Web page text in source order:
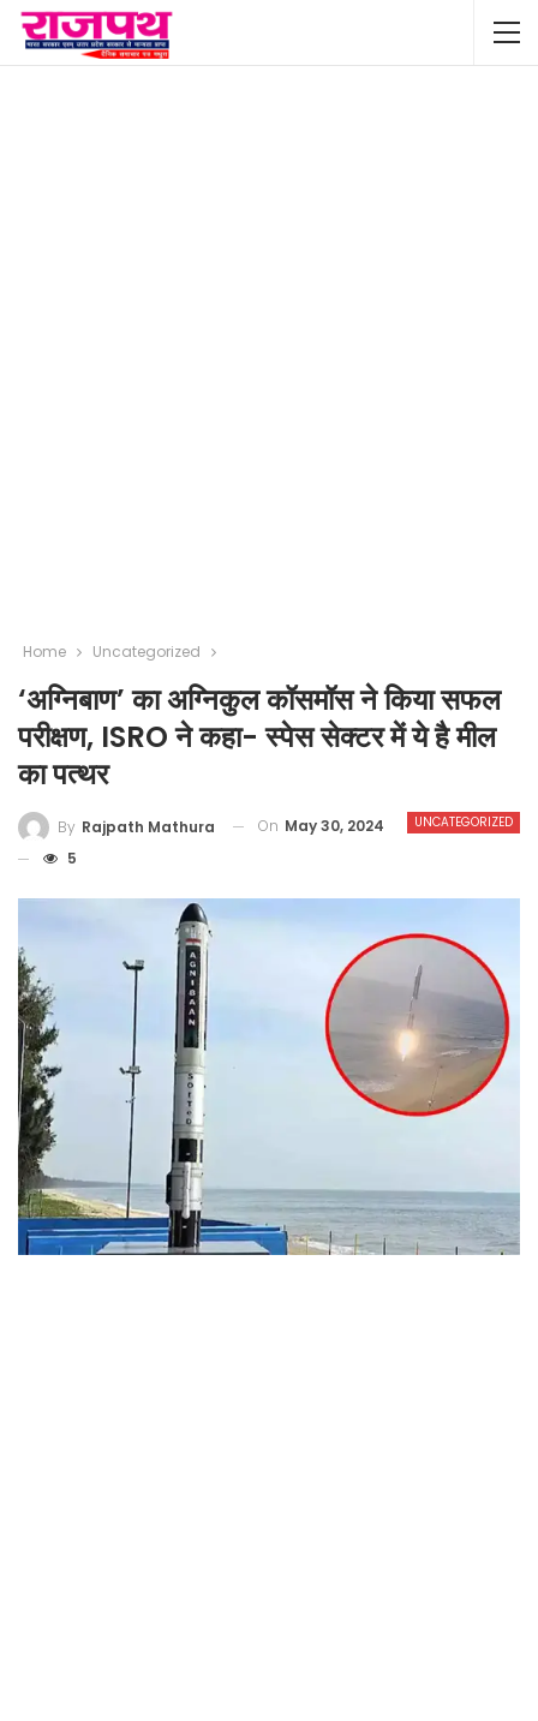
Home Uncategorized
‘अग्निबाण’ का अग्निकुल कॉसमॉस ने किया सफल
परीक्षण, ISRO ने कहा- स्पेस सेक्टर में ये है मील
का पत्थर
UNCATEGORIZED
By Rajpath Mathura On May 30, 2024
5